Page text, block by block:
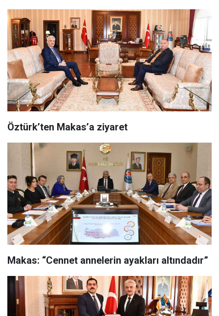
Öztürk’ten Makas’a ziyaret
Makas: “Cennet annelerin ayakları altındadır”